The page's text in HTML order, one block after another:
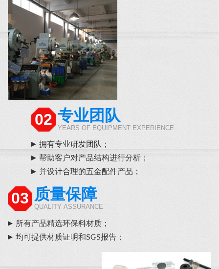
02 专业团队
YEARS OF EQUIPMENT EXPERIENCE
拥有专业研发团队；
帮助客户对产品结构进行分析；
并设计合理的五金配件产品；
03 质量保障
QUALITY ASSURANCE
所有产品精选环保料材质；
均可提供材质证明和SGS报告；